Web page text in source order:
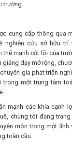
trường.
cung cấp thông qua
nghiên cứu sở hữu trí
thế mạnh cốt lõi của
dạy mở rộng,
gia phát triển
trong một trung tâm
mạnh các khía cạnh
chúng tôi đang
môn trong một lĩnh
toàn cầu.